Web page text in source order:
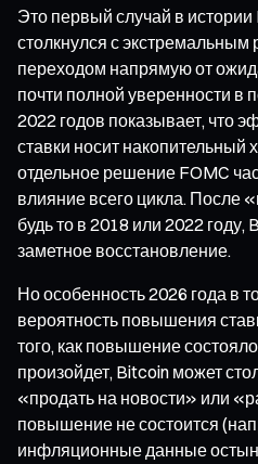
Это первый случай в истории
столкнулся с
переходом напрямую от
почти полной уверенности
2022 годов показывает, что
ставки носит накопительный
отдельное решение FOMC
влияние всего цикла. После
будь то в 2018 или 2022
заметное восстановление.
Но особенность 2026 года в
вероятность повышения
того, как повышение
произойдет, Bitcoin может
«продать на новости» или
повышение не состоится
инфляционные данные